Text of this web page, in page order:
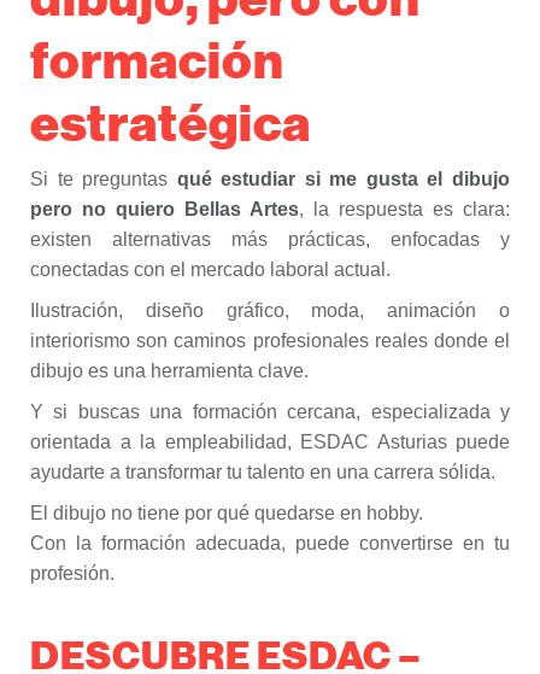
formación
estratégica
Si te preguntas qué estudiar si me gusta el dibujo
pero no quiero Bellas Artes, la respuesta es clara:
existen alternativas más prácticas, enfocadas y
conectadas con el mercado laboral actual.
Ilustración, diseño gráfico, moda, animación o
interiorismo son caminos profesionales reales donde el
dibujo es una herramienta clave.
Y si buscas una formación cercana, especializada y
orientada a la empleabilidad, ESDAC Asturias puede
ayudarte a transformar tu talento en una carrera sólida.
El dibujo no tiene por qué quedarse en hobby.
Con la formación adecuada, puede convertirse en tu
profesión.
DESCUBRE ESDAC –